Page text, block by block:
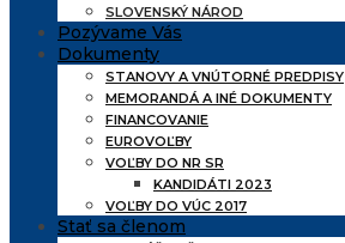
SLOVENSKÝ NÁROD
Pozývame Vás
Dokumenty
STANOVY A VNÚTORNÉ PREDPISY
MEMORANDÁ A INÉ DOKUMENTY
FINANCOVANIE
EUROVOĽBY
VOĽBY DO NR SR
KANDIDÁTI 2023
VOĽBY DO VÚC 2017
Stať sa členom